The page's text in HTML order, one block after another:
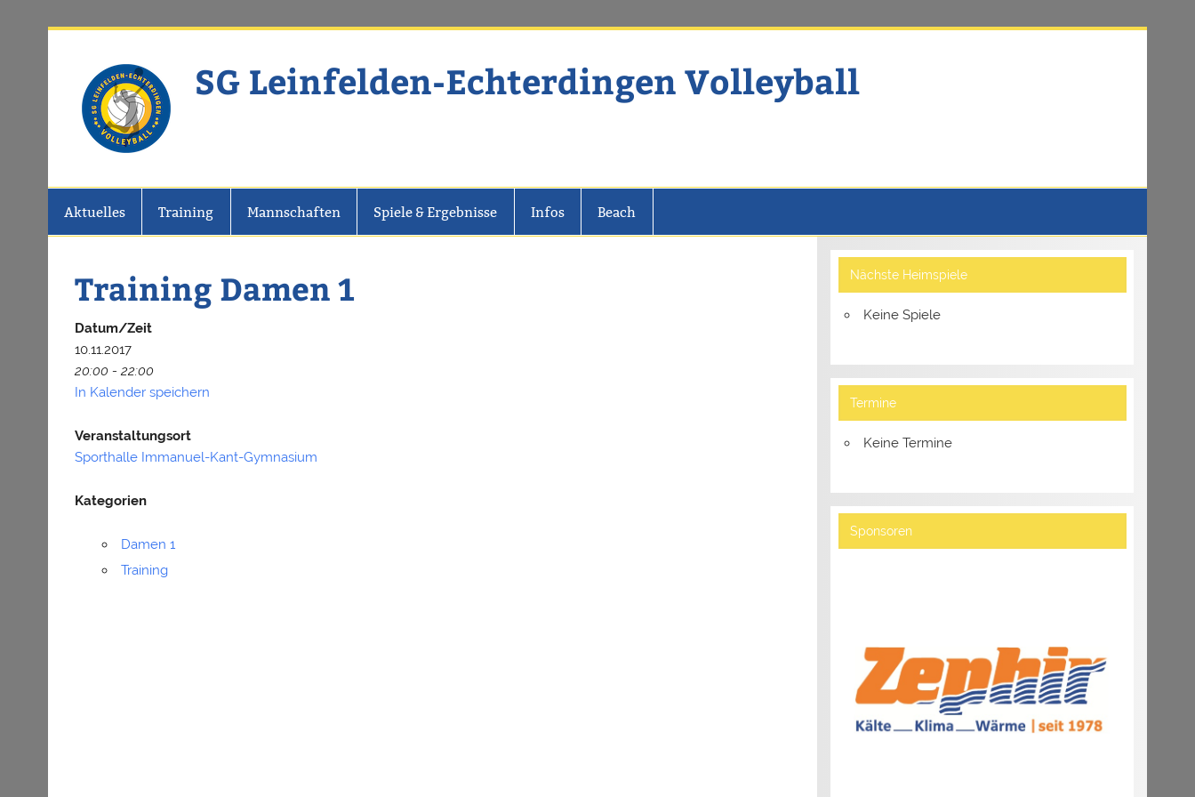
SG Leinfelden-Echterdingen Volleyball
Aktuelles Training Mannschaften Spiele & Ergebnisse Infos Beach
Training Damen 1
Datum/Zeit
10.11.2017
20:00 - 22:00
In Kalender speichern
Veranstaltungsort
Sporthalle Immanuel-Kant-Gymnasium
Kategorien
Damen 1
Training
Nächste Heimspiele
Keine Spiele
Termine
Keine Termine
Sponsoren